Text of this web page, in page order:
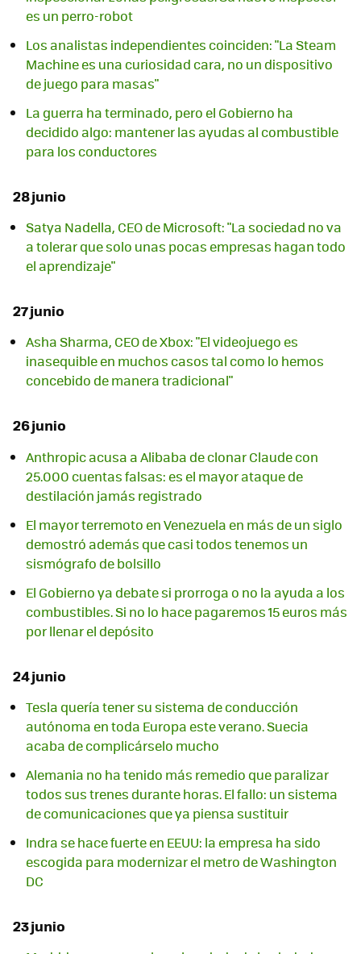
es un perro-robot
Los analistas independientes coinciden: "La Steam
Machine es una curiosidad cara, no un dispositivo
de juego para masas"
La guerra ha terminado, pero el Gobierno ha
decidido algo: mantener las ayudas al combustible
para los conductores
28 junio
Satya Nadella, CEO de Microsoft: "La sociedad no va
a tolerar que solo unas pocas empresas hagan todo
el aprendizaje"
27 junio
Asha Sharma, CEO de Xbox: "El videojuego es
inasequible en muchos casos tal como lo hemos
concebido de manera tradicional"
26 junio
Anthropic acusa a Alibaba de clonar Claude con
25.000 cuentas falsas: es el mayor ataque de
destilación jamás registrado
El mayor terremoto en Venezuela en más de un siglo
demostró además que casi todos tenemos un
sismógrafo de bolsillo
El Gobierno ya debate si prorroga o no la ayuda a los
combustibles. Si no lo hace pagaremos 15 euros más
por llenar el depósito
24 junio
Tesla quería tener su sistema de conducción
autónoma en toda Europa este verano. Suecia
acaba de complicárselo mucho
Alemania no ha tenido más remedio que paralizar
todos sus trenes durante horas. El fallo: un sistema
de comunicaciones que ya piensa sustituir
Indra se hace fuerte en EEUU: la empresa ha sido
escogida para modernizar el metro de Washington
DC
23 junio